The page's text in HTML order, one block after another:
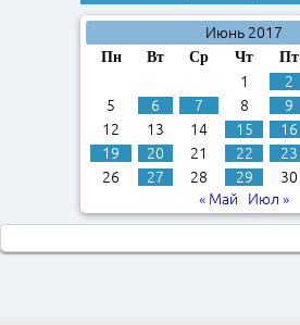
Июнь 2017
Пн Вт Ср Чт Пт
1 2
5
6 7 8 9
12
13 14 15 16
19
20 21 22 23
26
27 28 29
30
« Май
Июл »